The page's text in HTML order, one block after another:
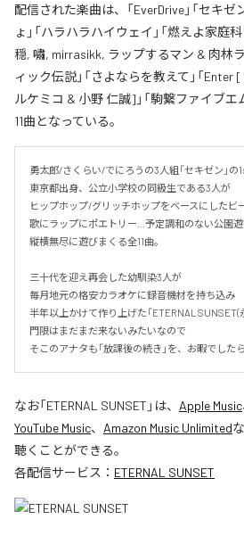
配信された楽曲は、「EverDrive」「セキゼ
ょ」「ハラハラハイウェイ」「燃えよ家庭
穏, 嘯, mirrasikk, ラップするマン & 肉林
ィック伝説」「さよならを教えて」「
ルケミコ & 小野 仁誠]」「駒繋ファイブエ
11曲となっている。
勇太郎/さくらい/でにろうの3人組「セキゼン」の
東京都出身、公立小学校の同級生である3人が
ヒップホップ/グリッチホップをベースにしたビ
歌にラップにポエトリー…予定調和のない公園遊
縦横無尽に遊びまくる全11曲。
三十代を迎え再会した幼馴染3人が
毎月地元の格安カラオケに録音機材を持ち込み
半年以上かけて作り上げた「ETERNAL SUNSET(
門限はまだまだ来ないみたいなので
そこのアナタも「放課後の続き」を、お暇でしたら
なお「ETERNAL SUNSET 」は、 Apple Music
YouTube Music、 Amazon Music Unlimited
聴くことができる。
各配信サービス： ETERNAL SUNSET